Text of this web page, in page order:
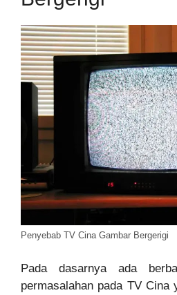
Penyebab TV Cina Gambar Bergerigi
Pada dasarnya ada
permasalahan pada TV Cina